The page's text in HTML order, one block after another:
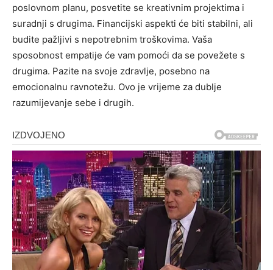
poslovnom planu, posvetite se kreativnim projektima i
suradnji s drugima. Financijski aspekti će biti stabilni, ali
budite pažljivi s nepotrebnim troškovima. Vaša
sposobnost empatije će vam pomoći da se povežete s
drugima. Pazite na svoje zdravlje, posebno na
emocionalnu ravnotežu. Ovo je vrijeme za dublje
razumijevanje sebe i drugih.